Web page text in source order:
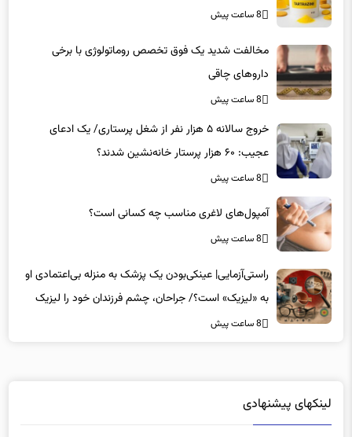
داروهای چاقی
8 ساعت پیش
عجیب: ۶۰ هزار پرستار خانه‌نشین شدند؟
8 ساعت پیش
8 ساعت پیش
به «لیزیک» است؟/ جراحان، چشم فرزندان خود را لیزیک
می‌کنند؟
8 ساعت پیش
دانلود رایگان نرم افزار